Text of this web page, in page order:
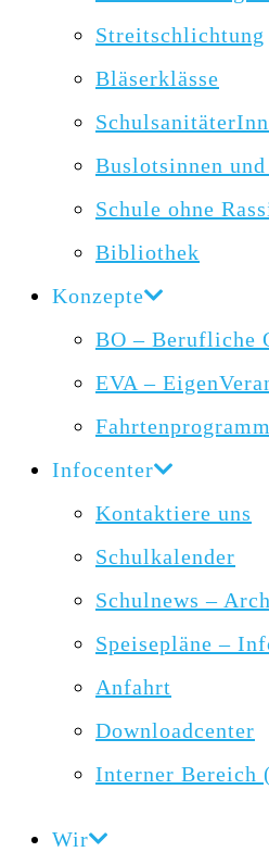
Streitschlichtung
Bläserklässe
Buslotsinnen
Schule ohne
Bibliothek
Konzepte
BO – Berufliche
EVA –
Fahrtenprogramm
Infocenter
Kontaktiere uns
Schulkalender
Schulnews –
Speisepläne –
Anfahrt
Downloadcenter
Interner Bereich
Wir